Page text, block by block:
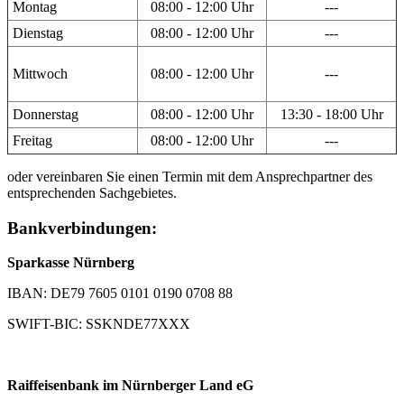
Montag 08:00 - 12:00 Uhr
---
Dienstag
08:00 - 12:00 Uhr ---
Mittwoch 08:00 - 12:00 Uhr ---
Donnerstag 08:00 - 12:00 Uhr
13:30 - 18:00 Uhr
Freitag
08:00 - 12:00 Uhr ---
oder vereinbaren Sie einen Termin mit dem Ansprechpartner des
entsprechenden Sachgebietes.
Bankverbindungen:
Sparkasse Nürnberg
IBAN: DE79 7605 0101 0190 0708 88
SWIFT-BIC: SSKNDE77XXX
Raiffeisenbank im Nürnberger Land eG